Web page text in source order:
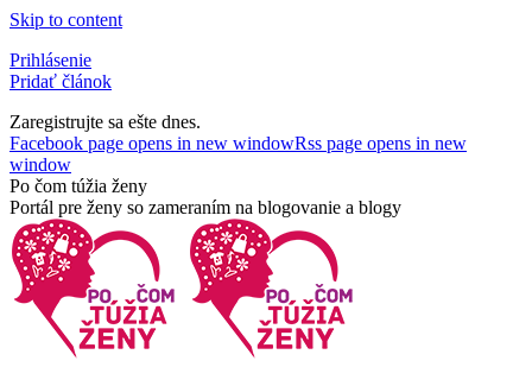
Skip to content
Prihlásenie
Pridať článok
Zaregistrujte sa ešte dnes.
Facebook page opens in new windowRss page opens in new
window
Po čom túžia ženy
Portál pre ženy so zameraním na blogovanie a blogy